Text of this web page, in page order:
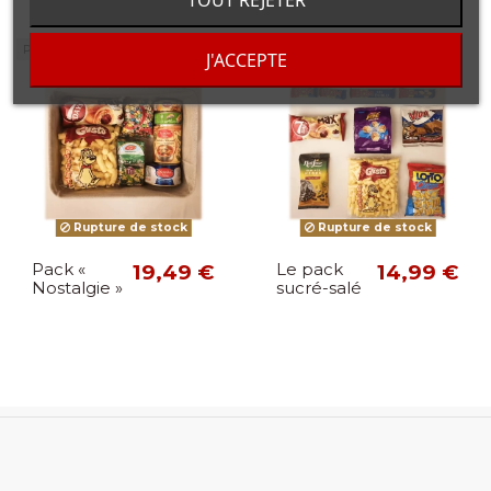
Rupture de stock
Pack «
Nostalgie »
19,49 €
Rupture de stock
Le pack
sucré-salé
14,99 €
J'ACCEPTE